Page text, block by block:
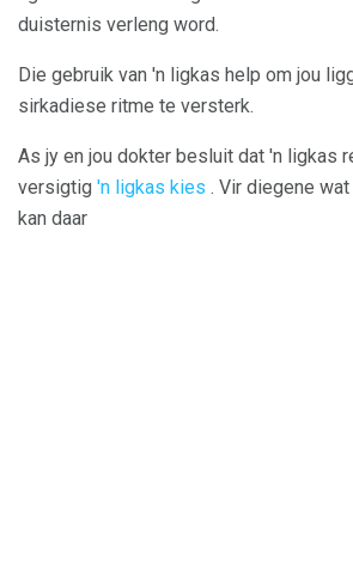
duisternis verleng word.
Die gebruik van 'n ligkas help om jou
sirkadiese ritme te versterk.
As jy en jou dokter besluit dat 'n ligkas
versigtig 'n ligkas kies . Vir diegene
kan daar